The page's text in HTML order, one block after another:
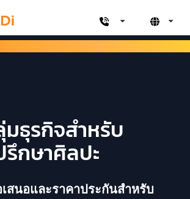
ธุรกิจสำหรับ
กษาศิลปะ
สนอและราคาประกันสำหรับ